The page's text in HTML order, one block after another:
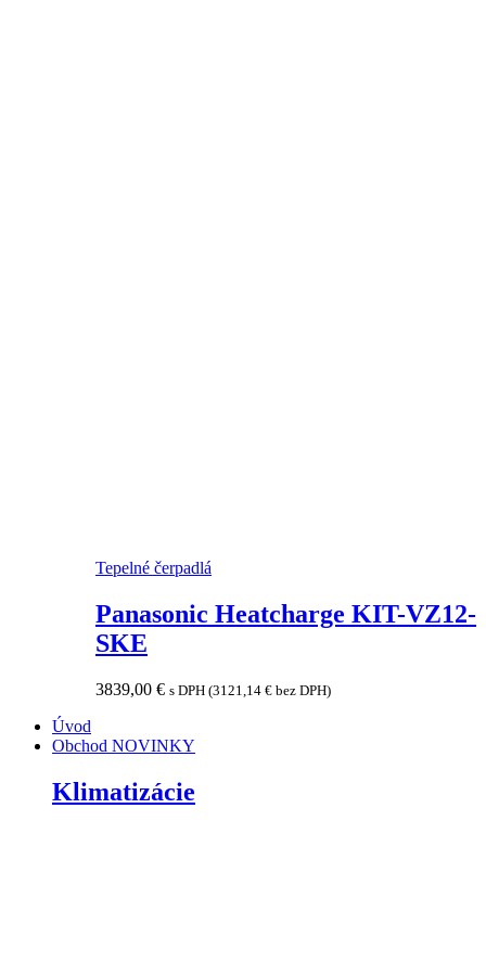
Tepelné čerpadlá
Panasonic Heatcharge KIT-VZ12-
SKE
3839,00 € s DPH (3121,14 € bez DPH)
Úvod
Obchod NOVINKY
Klimatizácie